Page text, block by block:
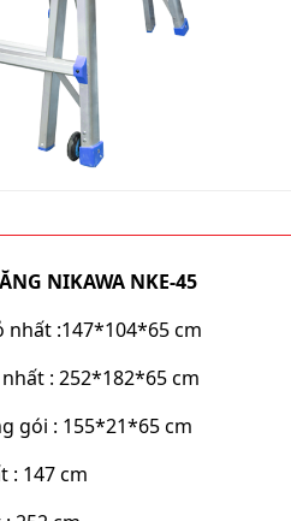
NIKAWA NKE-45
nhất :147*104*65 cm
: 252*182*65 cm
gói : 155*21*65 cm
: 147 cm